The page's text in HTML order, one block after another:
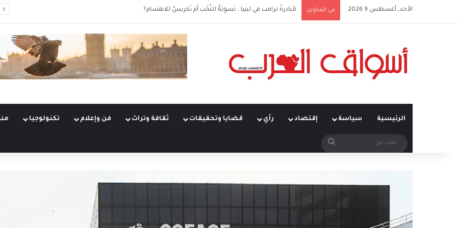
الأحد, أغسطس 9 2026 في العناوين مُبادرةُ ترامب في ليبيا… تَسوِيَةٌ للنُخَب أم تَكريسٌ للانقسام؟
الرئيسية سياسة إقتصاد رأي قضايا وتحقيقات ثقافة وتراث فن وإعلام تكنولوجيا
بحث